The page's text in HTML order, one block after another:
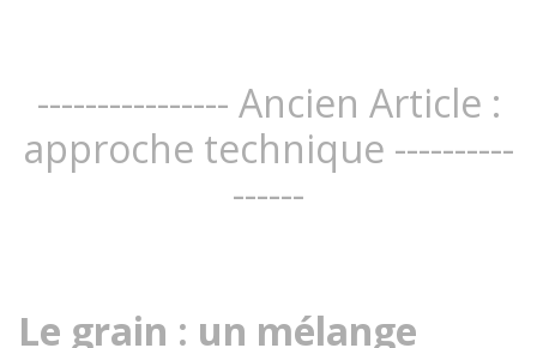
---------------- Ancien Article :
approche technique ----------
------
Le grain : un mélange